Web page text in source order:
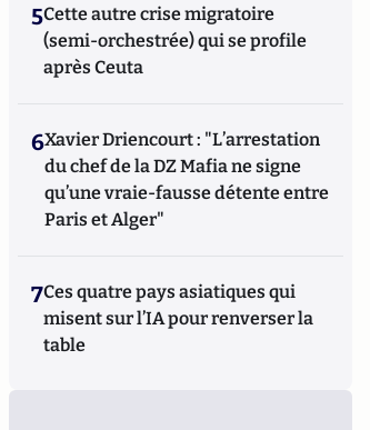
5Cette autre crise migratoire
(semi-orchestrée) qui se profile
après Ceuta
6Xavier Driencourt : "L’arrestation
du chef de la DZ Mafia ne signe
qu’une vraie-fausse détente entre
Paris et Alger"
7Ces quatre pays asiatiques qui
misent sur l’IA pour renverser la
table